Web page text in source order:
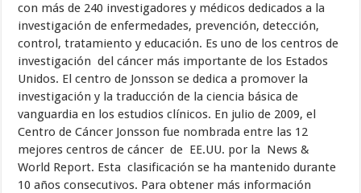
con más de 240 investigadores y médicos dedicados a la
investigación de enfermedades, prevención, detección,
control, tratamiento y educación. Es uno de los centros de
investigación del cáncer más importante de los Estados
Unidos. El centro de Jonsson se dedica a promover la
investigación y la traducción de la ciencia básica de
vanguardia en los estudios clínicos. En julio de 2009, el
Centro de Cáncer Jonsson fue nombrada entre las 12
mejores centros de cáncer de EE.UU. por la News &
World Report. Esta clasificación se ha mantenido durante
10 años consecutivos. Para obtener más información